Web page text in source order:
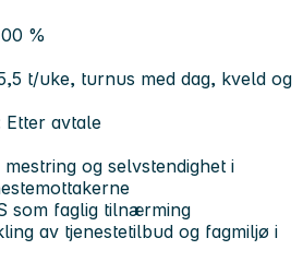
%
t/uke, turnus med dag, kveld og
Etter avtale
og selvstendighet i
som faglig tilnærming
av tjenestetilbud og fagmiljø i